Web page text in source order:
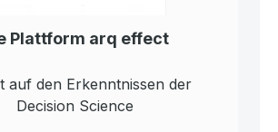
Plattform arq effect
auf den Erkenntnissen der
Decision Science